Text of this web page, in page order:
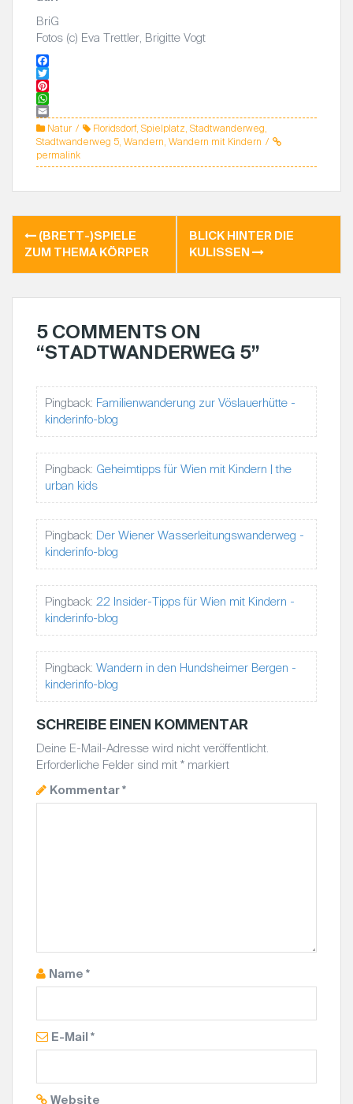
BriG
Fotos (c) Eva Trettler, Brigitte Vogt
F
a
c
e
b
o
o
k
T
w
i
t
t
e
r
P
i
n
t
e
r
s
W
h
a
t
s
p
E
m
a
i
Natur Floridsdorf, Spielplatz, Stadtwanderweg,
Stadtwanderweg 5, Wandern, Wandern mit Kindern
permalink
T
(BRETT-)SPIELE
ZUM THEMA KÖRPER
BLICK HINTER DIE
KULISSEN
5 COMMENTS ON
“STADTWANDERWEG 5”
Pingback: Familienwanderung zur Vöslauerhütte -
kinderinfo-blog
Pingback: Geheimtipps für Wien mit Kindern | the
urban kids
Pingback: Der Wiener Wasserleitungswanderweg -
kinderinfo-blog
Pingback: 22 Insider-Tipps für Wien mit Kindern -
kinderinfo-blog
Pingback: Wandern in den Hundsheimer Bergen -
kinderinfo-blog
SCHREIBE EINEN KOMMENTAR
Deine E-Mail-Adresse wird nicht veröffentlicht.
Erforderliche Felder sind mit * markiert
Kommentar*
Name *
E-Mail *
Website